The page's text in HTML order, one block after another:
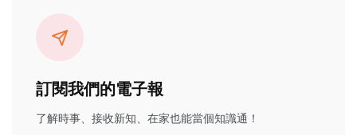
訂閱我們的電子報
了解時事、接收新知、在家也能當個知識通！